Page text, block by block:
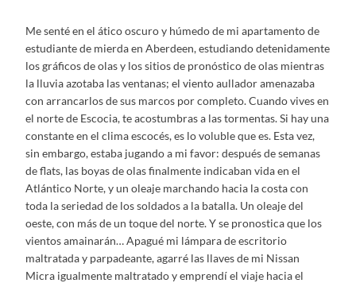
Me senté en el ático oscuro y húmedo de mi apartamento de
estudiante de mierda en Aberdeen, estudiando detenidamente
los gráficos de olas y los sitios de pronóstico de olas mientras
la lluvia azotaba las ventanas; el viento aullador amenazaba
con arrancarlos de sus marcos por completo. Cuando vives en
el norte de Escocia, te acostumbras a las tormentas. Si hay una
constante en el clima escocés, es lo voluble que es. Esta vez,
sin embargo, estaba jugando a mi favor: después de semanas
de flats, las boyas de olas finalmente indicaban vida en el
Atlántico Norte, y un oleaje marchando hacia la costa con
toda la seriedad de los soldados a la batalla. Un oleaje del
oeste, con más de un toque del norte. Y se pronostica que los
vientos amainarán… Apagué mi lámpara de escritorio
maltratada y parpadeante, agarré las llaves de mi Nissan
Micra igualmente maltratado y emprendí el viaje hacia el